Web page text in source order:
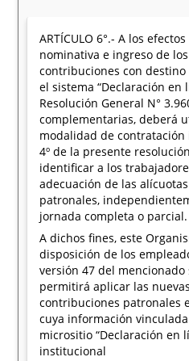
ARTÍCULO 6°.- A los
nominativa e ingreso de
contribuciones con
el sistema “Declaración en
Resolución General N°
complementarias, deberá
modalidad de
4º de la presente
identificar a los
adecuación de las
patronales,
jornada completa o parcial.
A dichos fines, este
disposición de los
versión 47 del mencionado
permitirá aplicar las
contribuciones patronales
cuya información
micrositio “Declaración en
institucional